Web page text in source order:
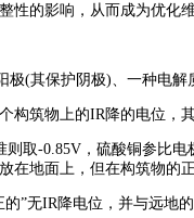
的影响，从而成为优化
保护阴极)、一种电解
筑物上的IR降的电位，其
-0.85V，硫酸铜参比
地面上，但在构筑物的
无IR降电位，并与远地的